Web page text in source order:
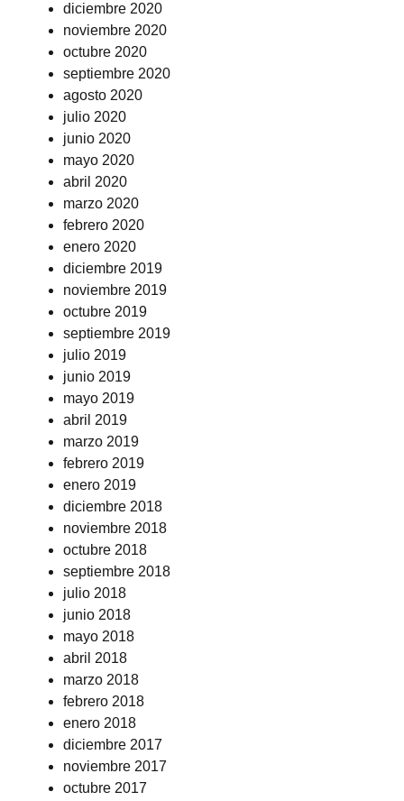
diciembre 2020
noviembre 2020
octubre 2020
septiembre 2020
agosto 2020
julio 2020
junio 2020
mayo 2020
abril 2020
marzo 2020
febrero 2020
enero 2020
diciembre 2019
noviembre 2019
octubre 2019
septiembre 2019
julio 2019
junio 2019
mayo 2019
abril 2019
marzo 2019
febrero 2019
enero 2019
diciembre 2018
noviembre 2018
octubre 2018
septiembre 2018
julio 2018
junio 2018
mayo 2018
abril 2018
marzo 2018
febrero 2018
enero 2018
diciembre 2017
noviembre 2017
octubre 2017